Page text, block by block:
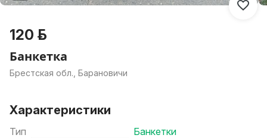
120 р.
Банкетка
Брестская обл., Барановичи
Характеристики
Тип
Банкетки